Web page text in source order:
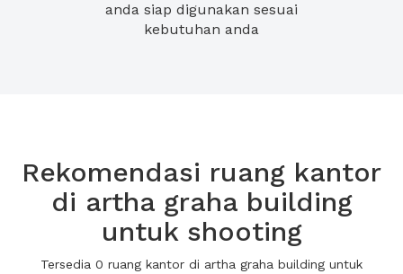
anda siap digunakan sesuai
kebutuhan anda
Rekomendasi ruang kantor
di artha graha building
untuk shooting
Tersedia 0 ruang kantor di artha graha building untuk